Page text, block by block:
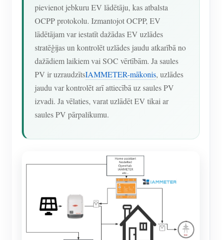
pievienot jebkuru EV lādētāju, kas atbalsta
OCPP protokolu. Izmantojot OCPP, EV
lādētājam var iestatīt dažādas EV uzlādes
stratēģijas un kontrolēt uzlādes jaudu atkarībā no
dažādiem laikiem vai SOC vērtībām. Ja saules
PV ir uzraudzītsIAMMETER-mākonis, uzlādes
jaudu var kontrolēt arī attiecībā uz saules PV
izvadi. Ja vēlaties, varat uzlādēt EV tikai ar
saules PV pārpalikumu.